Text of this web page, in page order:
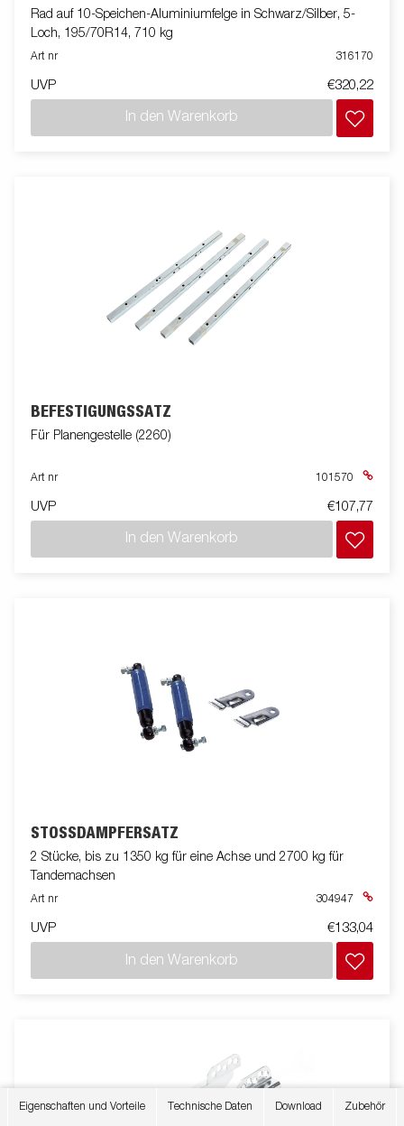
Eigenschaften und Vorteile Technische Daten Download Zubehör
Rad auf 10-Speichen-Aluminiumfelge in Schwarz/Silber, 5-
Loch, 195/70R14, 710 kg
Art nr 316170
UVP €320,22
In den Warenkorb
BEFESTIGUNGSSATZ
Für Planengestelle (2260)
Art nr 101570
UVP €107,77
In den Warenkorb
STOSSDÄMPFERSATZ
2 Stücke, bis zu 1350 kg für eine Achse und 2700 kg für
Tandemachsen
Art nr 304947
UVP €133,04
In den Warenkorb